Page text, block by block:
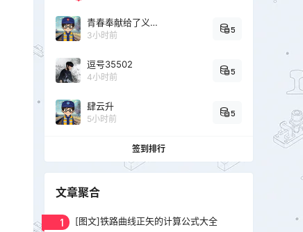
青春奉献给了义务教育
3小时前
5
逗号35502
4小时前
5
肆云升
5小时前
5
签到排行
文章聚合
1 [图文]铁路曲线正矢的计算公式大全